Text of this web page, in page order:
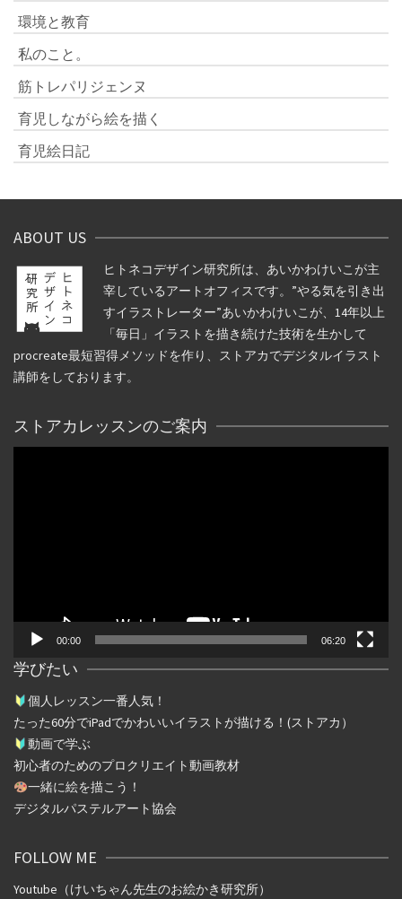
環境と教育
私のこと。
筋トレパリジェンヌ
育児しながら絵を描く
育児絵日記
ABOUT US
ヒトネコデザイン研究所は、あいかわけいこが主
宰しているアートオフィスです。”やる気を引き出
すイラストレーター”あいかわけいこが、14年以上
「毎日」イラストを描き続けた技術を生かして
procreate最短習得メソッドを作り、ストアカでデジタルイラスト
講師をしております。
ストアカレッスンのご案内
00:00 06:20
学びたい
個人レッスン一番人気！
たった60分でiPadでかわいいイラストが描ける！(ストアカ）
動画で学ぶ
初心者のためのプロクリエイト動画教材
一緒に絵を描こう！
デジタルパステルアート協会
FOLLOW ME
Youtube（けいちゃん先生のお絵かき研究所）